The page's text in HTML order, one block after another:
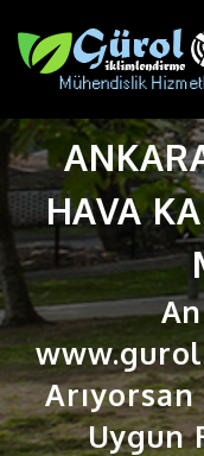
HAVA
Uygun